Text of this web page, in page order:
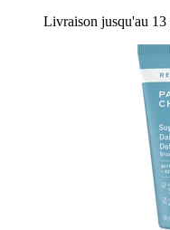
Livraison jusqu'au 13